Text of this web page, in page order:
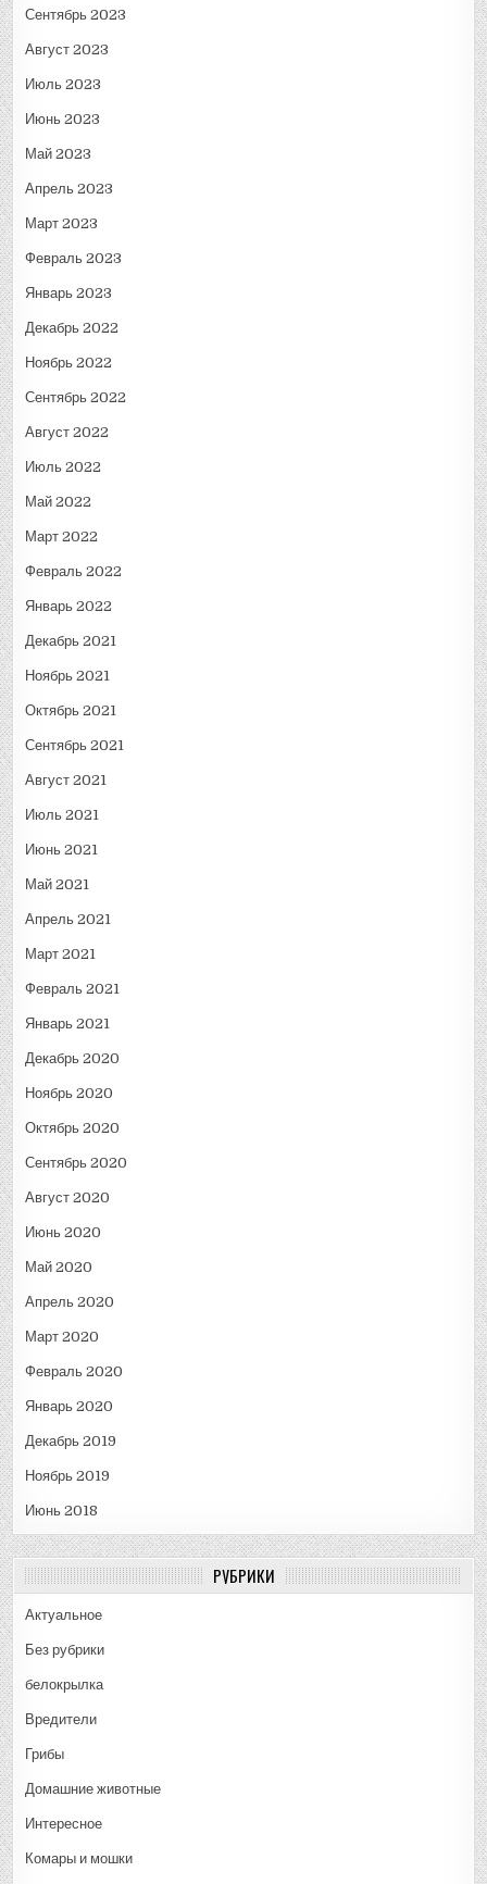
Сентябрь 2023
Август 2023
Июль 2023
Июнь 2023
Май 2023
Апрель 2023
Март 2023
Февраль 2023
Январь 2023
Декабрь 2022
Ноябрь 2022
Сентябрь 2022
Август 2022
Июль 2022
Май 2022
Март 2022
Февраль 2022
Январь 2022
Декабрь 2021
Ноябрь 2021
Октябрь 2021
Сентябрь 2021
Август 2021
Июль 2021
Июнь 2021
Май 2021
Апрель 2021
Март 2021
Февраль 2021
Январь 2021
Декабрь 2020
Ноябрь 2020
Октябрь 2020
Сентябрь 2020
Август 2020
Июнь 2020
Май 2020
Апрель 2020
Март 2020
Февраль 2020
Январь 2020
Декабрь 2019
Ноябрь 2019
Июнь 2018
РУБРИКИ
Актуальное
Без рубрики
белокрылка
Вредители
Грибы
Домашние животные
Интересное
Комары и мошки